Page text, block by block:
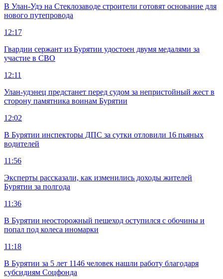
В Улан-Удэ на Стеклозаводе строители готовят основание для
нового путепровода
12:17
Гвардии сержант из Бурятии удостоен двумя медалями за
участие в СВО
12:11
Улан-удэнец предстанет перед судом за непристойный жест в
сторону памятника воинам Бурятии
12:02
В Бурятии инспекторы ДПС за сутки отловили 16 пьяных
водителей
11:56
Эксперты рассказали, как изменились доходы жителей
Бурятии за полгода
11:36
В Бурятии неосторожный пешеход оступился с обочины и
попал под колеса иномарки
11:18
В Бурятии за 5 лет 1146 человек нашли работу благодаря
субсидиям Соцфонда